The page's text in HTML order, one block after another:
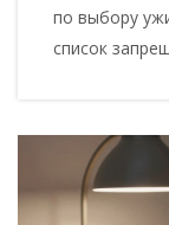
по выбору
список